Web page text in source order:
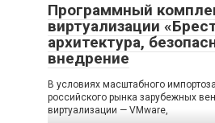
Программный
виртуализации
архитектура,
внедрение
В условиях масштабного
российского рынка зарубежных
виртуализации — VMware,